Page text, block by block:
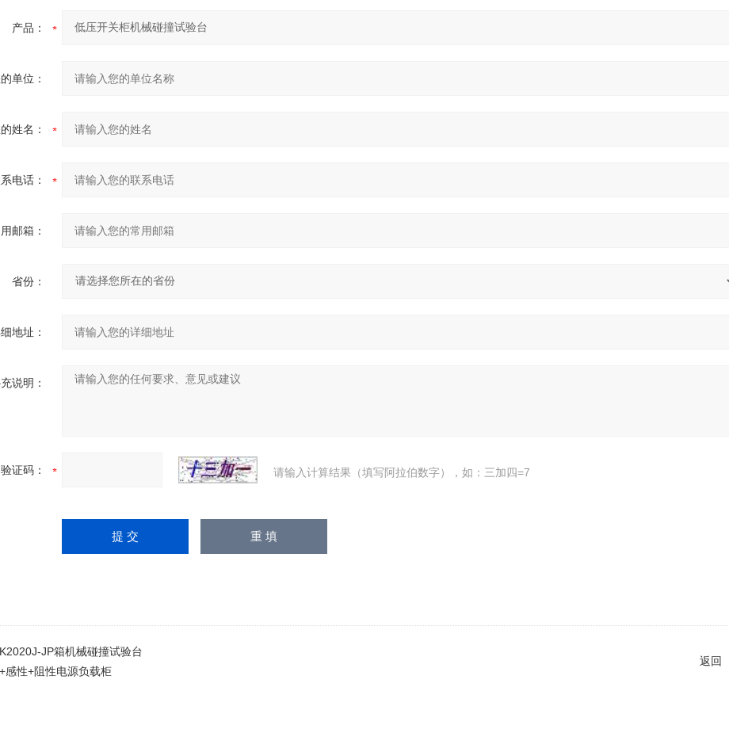
产品：
单位：
姓名：
电话：
邮箱：
省份：
地址：
说明：
验证码： 请输入计算结果（填写阿拉伯数字），如：三加四=7
JP箱机械碰撞试验台
感性+阻性电源负载柜
返回